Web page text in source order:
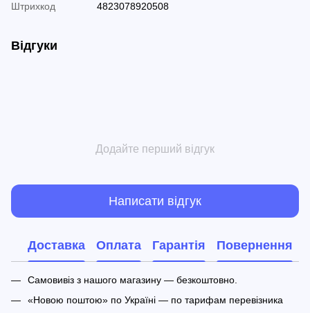
Штрихкод
4823078920508
Відгуки
Додайте перший відгук
Написати відгук
Доставка Оплата Гарантія Повернення
Самовивіз з нашого магазину — безкоштовно.
«Новою поштою» по Україні — по тарифам перевізника